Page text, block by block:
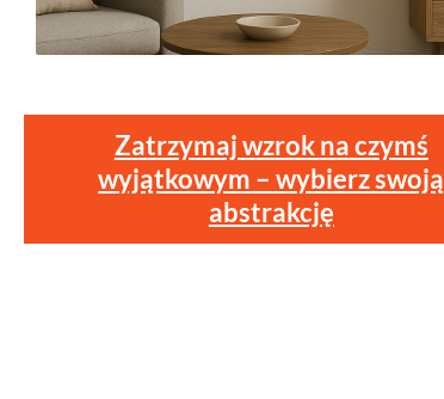
Zatrzymaj wzrok na czymś
wyjątkowym – wybierz swoją
abstrakcję